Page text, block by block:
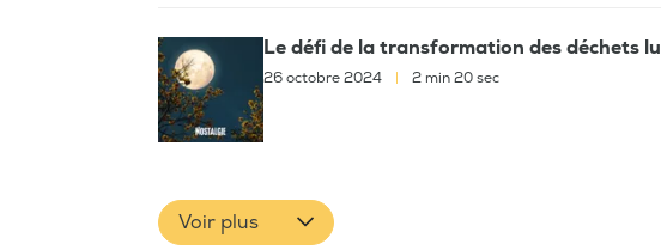
Le défi de la transformation des déchets
26 octobre 2024 2 min 20 sec
Voir plus